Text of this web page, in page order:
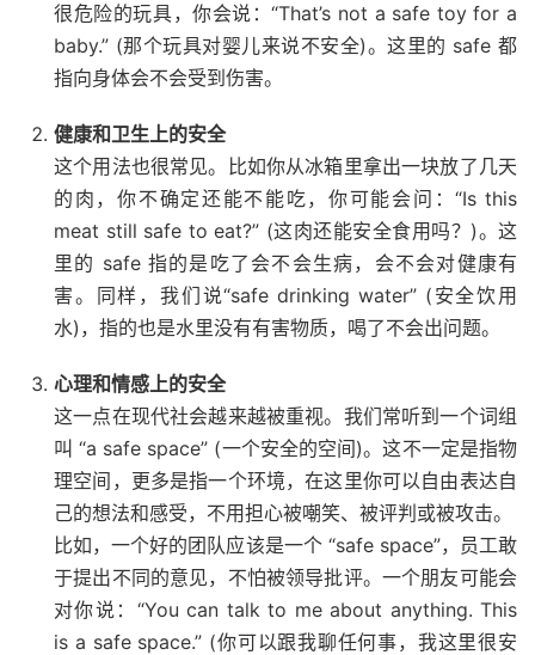
很危险的玩具，你会说：“That’s not a safe toy for a
baby.” (那个玩具对婴儿来说不安全)。这里的 safe 都
指向身体会不会受到伤害。
健康和卫生上的安全
这个用法也很常见。比如你从冰箱里拿出一块放了几天
的肉，你不确定还能不能吃，你可能会问：“Is this
meat still safe to eat?” (这肉还能安全食用吗？)。这
里的 safe 指的是吃了会不会生病，会不会对健康有
害。同样，我们说“safe drinking water” (安全饮用
水)，指的也是水里没有有害物质，喝了不会出问题。
心理和情感上的安全
这一点在现代社会越来越被重视。我们常听到一个词组
叫 “a safe space” (一个安全的空间)。这不一定是指物
理空间，更多是指一个环境，在这里你可以自由表达自
己的想法和感受，不用担心被嘲笑、被评判或被攻击。
比如，一个好的团队应该是一个 “safe space”，员工敢
于提出不同的意见，不怕被领导批评。一个朋友可能会
对你说：“You can talk to me about anything. This
is a safe space.” (你可以跟我聊任何事，我这里很安